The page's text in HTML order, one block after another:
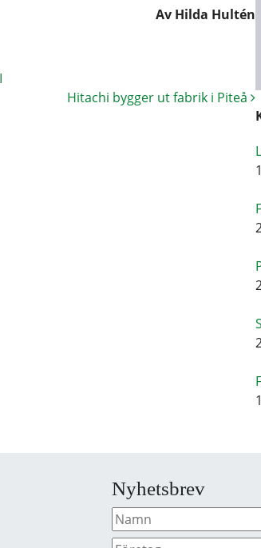
Av Hilda Hultén
Hitachi bygger ut fabrik i Piteå
Nyhetsbrev